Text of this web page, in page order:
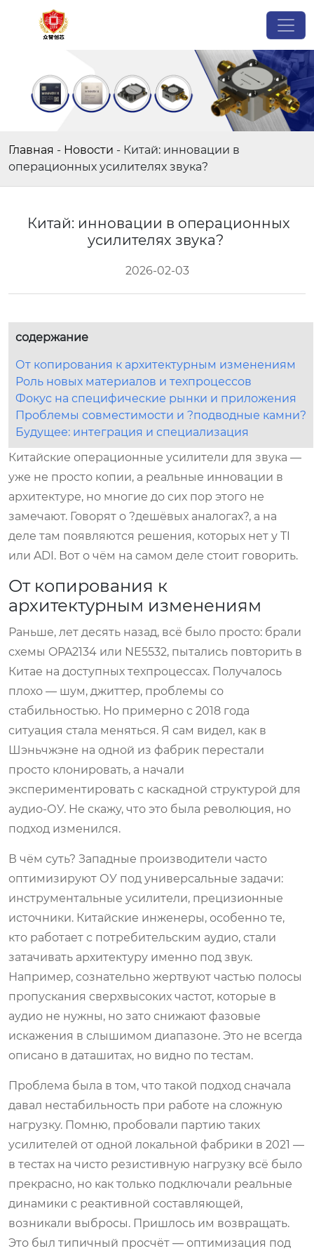
Главная - Новости - Китай: инновации в
операционных усилителях звука?
Китай: инновации в операционных
усилителях звука?
2026-02-03
содержание
От копирования к архитектурным изменениям
Роль новых материалов и техпроцессов
Фокус на специфические рынки и приложения
Проблемы совместимости и ?подводные камни?
Будущее: интеграция и специализация
Китайские операционные усилители для звука —
уже не просто копии, а реальные инновации в
архитектуре, но многие до сих пор этого не
замечают. Говорят о ?дешёвых аналогах?, а на
деле там появляются решения, которых нет у TI
или ADI. Вот о чём на самом деле стоит говорить.
От копирования к
архитектурным изменениям
Раньше, лет десять назад, всё было просто: брали
схемы OPA2134 или NE5532, пытались повторить в
Китае на доступных техпроцессах. Получалось
плохо — шум, джиттер, проблемы со
стабильностью. Но примерно с 2018 года
ситуация стала меняться. Я сам видел, как в
Шэньчжэне на одной из фабрик перестали
просто клонировать, а начали
экспериментировать с каскадной структурой для
аудио-ОУ. Не скажу, что это была революция, но
подход изменился.
В чём суть? Западные производители часто
оптимизируют ОУ под универсальные задачи:
инструментальные усилители, прецизионные
источники. Китайские инженеры, особенно те,
кто работает с потребительским аудио, стали
затачивать архитектуру именно под звук.
Например, сознательно жертвуют частью полосы
пропускания сверхвысоких частот, которые в
аудио не нужны, но зато снижают фазовые
искажения в слышимом диапазоне. Это не всегда
описано в даташитах, но видно по тестам.
Проблема была в том, что такой подход сначала
давал нестабильность при работе на сложную
нагрузку. Помню, пробовали партию таких
усилителей от одной локальной фабрики в 2021 —
в тестах на чисто резистивную нагрузку всё было
прекрасно, но как только подключали реальные
динамики с реактивной составляющей,
возникали выбросы. Пришлось им возвращать.
Это был типичный просчёт — оптимизация под